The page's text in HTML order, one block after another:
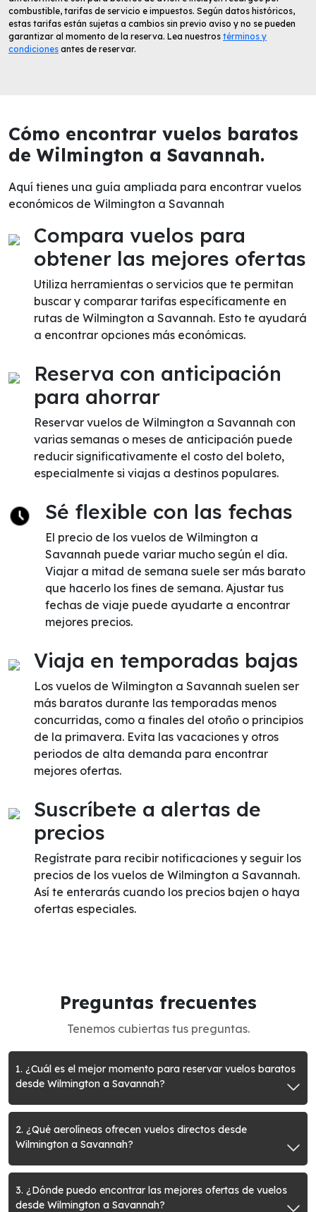
combustible, tarifas de servicio e impuestos. Según datos históricos,
estas tarifas están sujetas a cambios sin previo aviso y no se pueden
garantizar al momento de la reserva. Lea nuestros términos y
condiciones antes de reservar.
Cómo encontrar vuelos baratos
de Wilmington a Savannah.
Aquí tienes una guía ampliada para encontrar vuelos
económicos de Wilmington a Savannah
Compara vuelos para
obtener las mejores ofertas
Utiliza herramientas o servicios que te permitan
buscar y comparar tarifas específicamente en
rutas de Wilmington a Savannah. Esto te ayudará
a encontrar opciones más económicas.
Reserva con anticipación
para ahorrar
Reservar vuelos de Wilmington a Savannah con
varias semanas o meses de anticipación puede
reducir significativamente el costo del boleto,
especialmente si viajas a destinos populares.
Sé flexible con las fechas
El precio de los vuelos de Wilmington a
Savannah puede variar mucho según el día.
Viajar a mitad de semana suele ser más barato
que hacerlo los fines de semana. Ajustar tus
fechas de viaje puede ayudarte a encontrar
mejores precios.
Viaja en temporadas bajas
Los vuelos de Wilmington a Savannah suelen ser
más baratos durante las temporadas menos
concurridas, como a finales del otoño o principios
de la primavera. Evita las vacaciones y otros
periodos de alta demanda para encontrar
mejores ofertas.
Suscríbete a alertas de
precios
Regístrate para recibir notificaciones y seguir los
precios de los vuelos de Wilmington a Savannah.
Así te enterarás cuando los precios bajen o haya
ofertas especiales.
Preguntas frecuentes
Tenemos cubiertas tus preguntas.
1. ¿Cuál es el mejor momento para reservar vuelos baratos
desde Wilmington a Savannah?
2. ¿Qué aerolíneas ofrecen vuelos directos desde
Wilmington a Savannah?
3. ¿Dónde puedo encontrar las mejores ofertas de vuelos
desde Wilmington a Savannah?